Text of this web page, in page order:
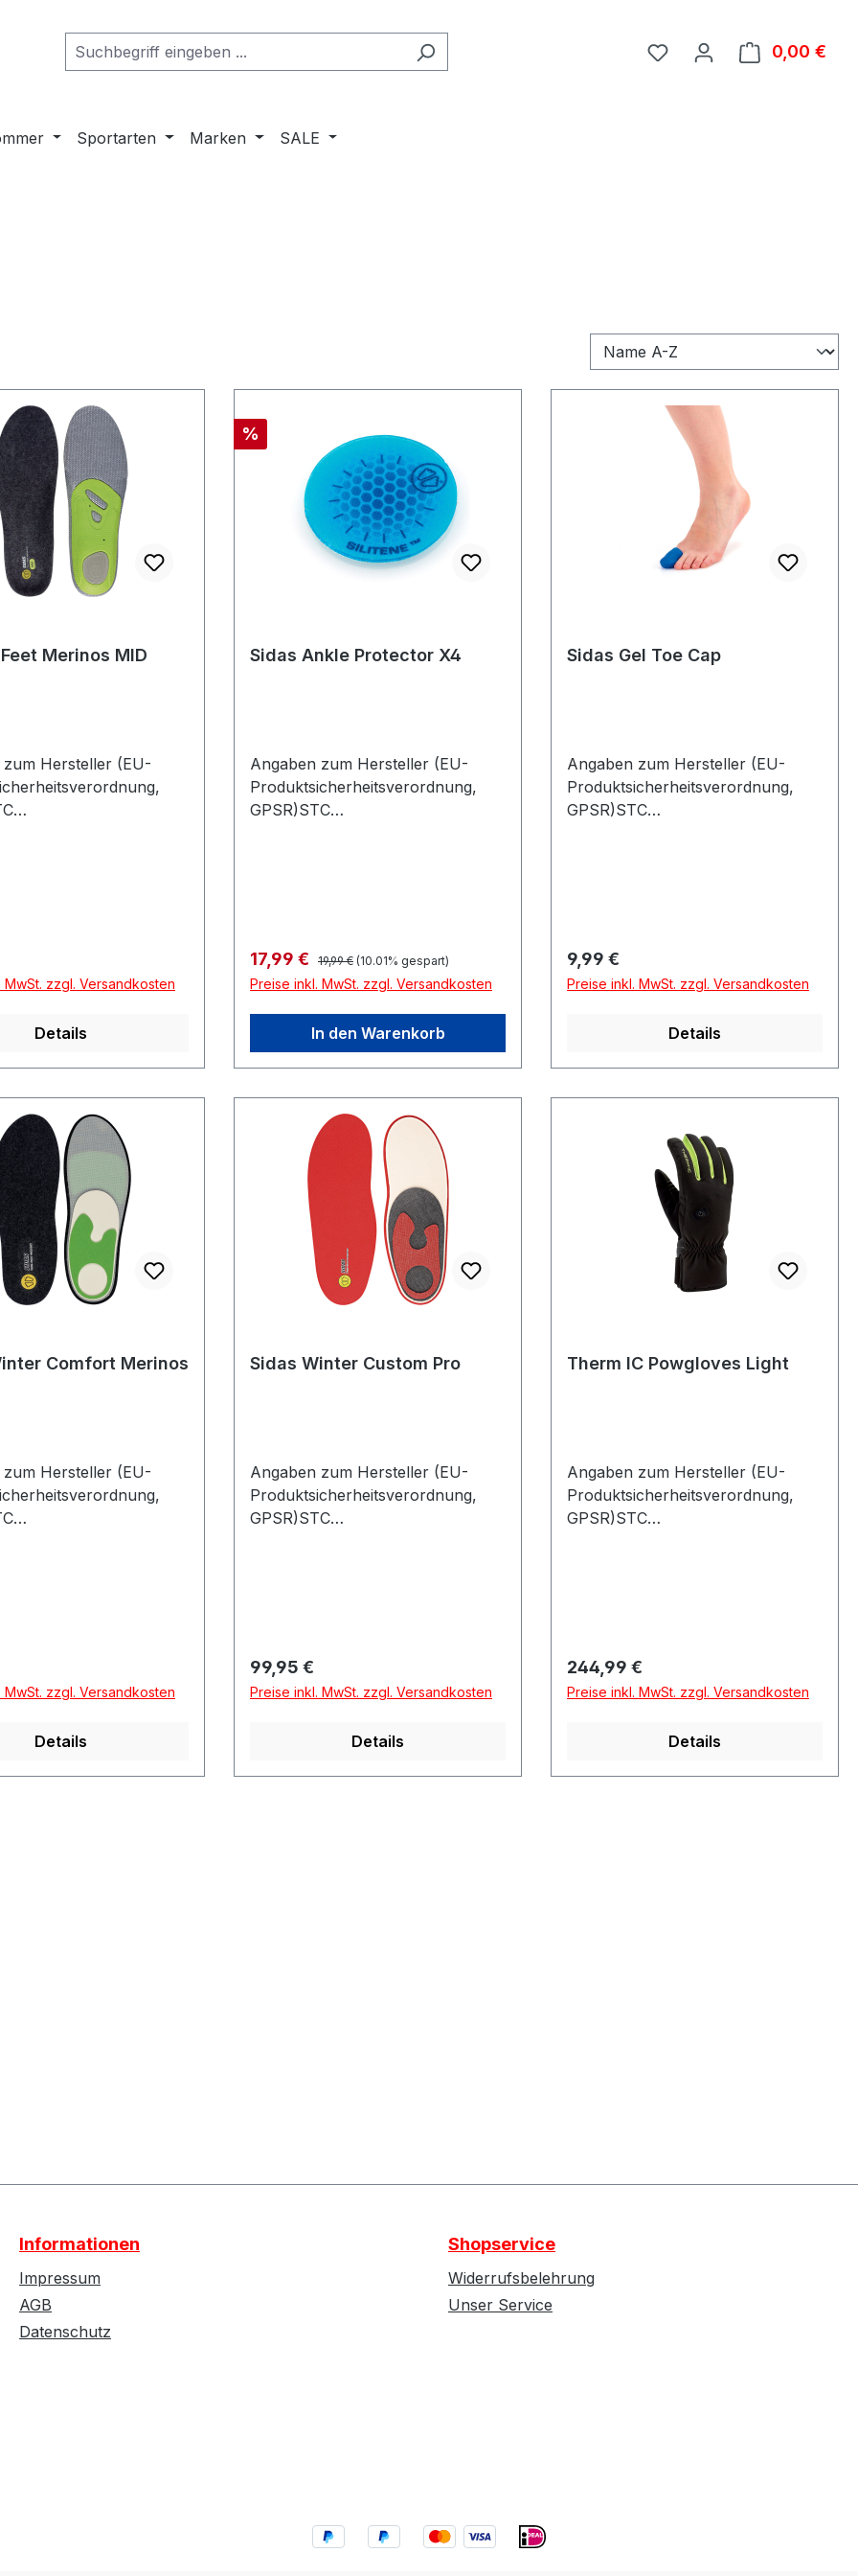
0,00 €
Sportarten Marken SALE
Merinos MID
zum Hersteller (EU-
Preis:
MwSt. zzgl. Versandkosten
Details
Rabatt
%
Sidas Ankle Protector X4
Angaben zum Hersteller (EU-
Produktsicherheitsverordnung,
GPSR)STC
Verkaufspreis:
17,99 € Regulärer Preis:
19,99 € (10.01% gespart)
Preise inkl. MwSt. zzgl. Versandkosten
In den Warenkorb
Sidas Gel Toe Cap
Angaben zum Hersteller (EU-
Produktsicherheitsverordnung,
GPSR)STC
Regulärer Preis:
9,99 €
Preise inkl. MwSt. zzgl. Versandkosten
Details
Comfort Merinos
zum Hersteller (EU-
Preis:
MwSt. zzgl. Versandkosten
Details
Sidas Winter Custom Pro
Angaben zum Hersteller (EU-
Produktsicherheitsverordnung,
GPSR)STC
Regulärer Preis:
99,95 €
Preise inkl. MwSt. zzgl. Versandkosten
Details
Therm IC Powgloves Light
Angaben zum Hersteller (EU-
Produktsicherheitsverordnung,
GPSR)STC
Regulärer Preis:
244,99 €
Preise inkl. MwSt. zzgl. Versandkosten
Details
Informationen
Impressum
AGB
Datenschutz
Shopservice
Widerrufsbelehrung
Unser Service